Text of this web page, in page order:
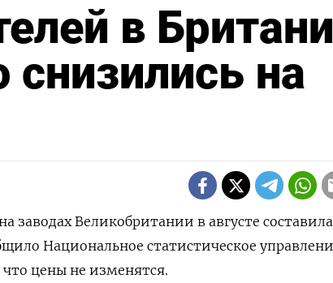
в
на
заводах Великобритании в августе
Национальное статистическое
цены не изменятся.